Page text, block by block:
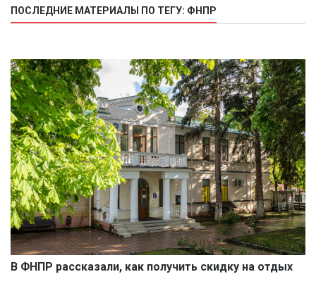
ПОСЛЕДНИЕ МАТЕРИАЛЫ ПО ТЕГУ: ФНПР
В ФНПР рассказали, как получить скидку на отдых